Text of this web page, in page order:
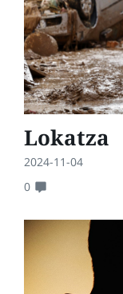
Lokatza
2024-11-04
0